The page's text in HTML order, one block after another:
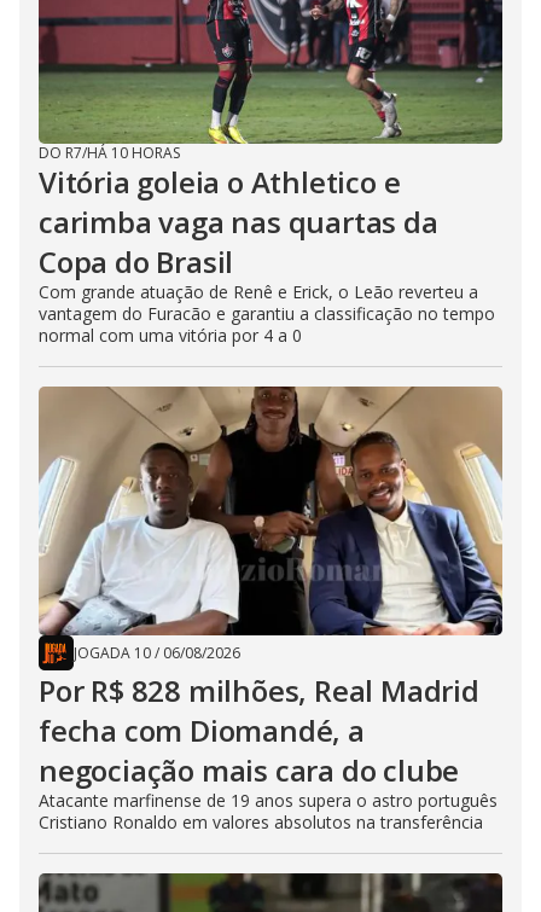
DO R7/HÁ 10 HORAS
Vitória goleia o Athletico e
carimba vaga nas quartas da
Copa do Brasil
Com grande atuação de Renê e Erick, o Leão reverteu a
vantagem do Furacão e garantiu a classificação no tempo
normal com uma vitória por 4 a 0
JOGADA 10/ 06/08/2026
Por R$ 828 milhões, Real Madrid
fecha com Diomandé, a
negociação mais cara do clube
Atacante marfinense de 19 anos supera o astro português
Cristiano Ronaldo em valores absolutos na transferência